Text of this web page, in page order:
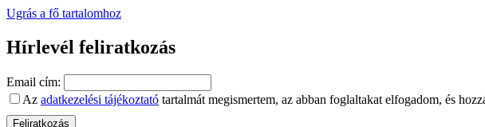
Ugrás a fő tartalomhoz
Hírlevél feliratkozás
Email cím:
Az adatkezelési tájékoztató tartalmát megismertem, az abban foglaltakat elfogadom, és